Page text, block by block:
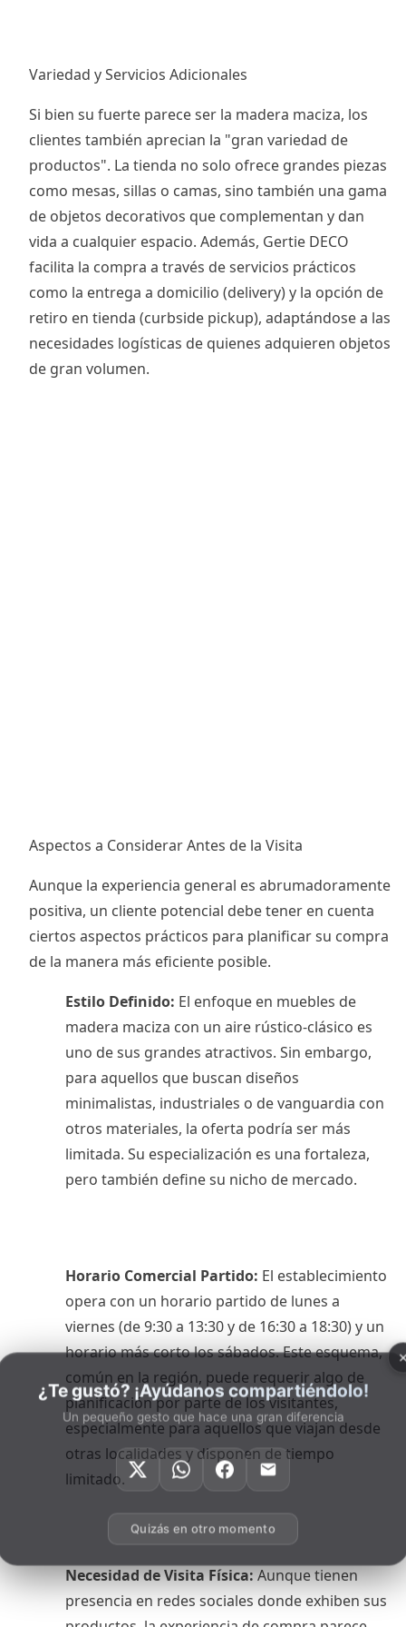
Variedad y Servicios Adicionales
Si bien su fuerte parece ser la madera maciza, los
clientes también aprecian la "gran variedad de
productos". La tienda no solo ofrece grandes piezas
como mesas, sillas o camas, sino también una gama
de objetos decorativos que complementan y dan
vida a cualquier espacio. Además, Gertie DECO
facilita la compra a través de servicios prácticos
como la entrega a domicilio (delivery) y la opción de
retiro en tienda (curbside pickup), adaptándose a las
necesidades logísticas de quienes adquieren objetos
de gran volumen.
Aspectos a Considerar Antes de la Visita
Aunque la experiencia general es abrumadoramente
positiva, un cliente potencial debe tener en cuenta
ciertos aspectos prácticos para planificar su compra
de la manera más eficiente posible.
Estilo Definido: El enfoque en muebles de
madera maciza con un aire rústico-clásico es
uno de sus grandes atractivos. Sin embargo,
para aquellos que buscan diseños
minimalistas, industriales o de vanguardia con
otros materiales, la oferta podría ser más
limitada. Su especialización es una fortaleza,
pero también define su nicho de mercado.
Horario Comercial Partido: El establecimiento
opera con un horario partido de lunes a
viernes (de 9:30 a 13:30 y de 16:30 a 18:30) y un
horario más corto los sábados. Este esquema,
común en la región, puede requerir algo de
planificación por parte de los visitantes,
especialmente para aquellos que viajan desde
otras localidades y disponen de tiempo
limitado.
Necesidad de Visita Física:Aunque tienen
presencia en redes sociales donde exhiben sus
¿Te gustó? ¡Ayúdanos compartiéndolo!
Un pequeño gesto que hace una gran diferencia
Quizás en otro momento